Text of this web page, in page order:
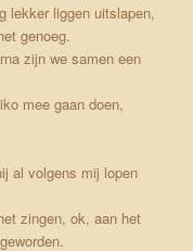
lekker liggen uitslapen,
genoeg.
zijn we samen een
mee gaan doen,
al volgens mij lopen
zingen, ok, aan het